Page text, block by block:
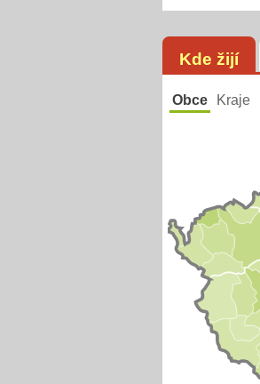
Kde žijí
Obce Kraje